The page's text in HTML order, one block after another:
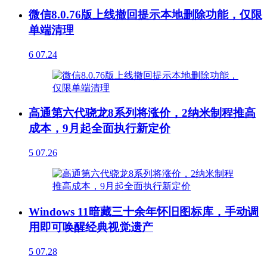
微信8.0.76版上线撤回提示本地删除功能，仅限
单端清理
6 07.24
高通第六代骁龙8系列将涨价，2纳米制程推高
成本，9月起全面执行新定价
5 07.26
Windows 11暗藏三十余年怀旧图标库，手动调
用即可唤醒经典视觉遗产
5 07.28